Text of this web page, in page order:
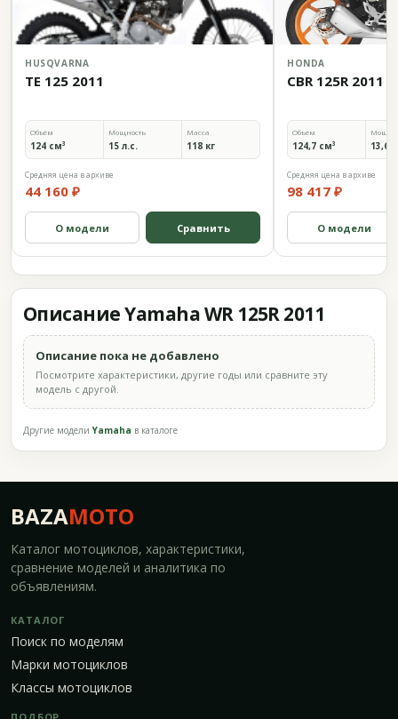
HUSQVARNA
TE 125 2011
Объём
124 см³
Мощность
15 л.с.
Масса
118 кг
Средняя цена в архиве
44 160 ₽
О модели Сравнить
HONDA
CBR 125R 2011
Объём
124,7 см³ 13,6
Средняя цена в архиве
98 417 ₽
О модели
Описание Yamaha WR 125R 2011
Описание пока не добавлено
Посмотрите характеристики, другие годы или сравните эту
модель с другой.
Другие моделиYamaha в каталоге
BAZAMOTO
Каталог мотоциклов, характеристики,
сравнение моделей и аналитика по
объявлениям.
КАТАЛОГ
Поиск по моделям
Марки мотоциклов
Классы мотоциклов